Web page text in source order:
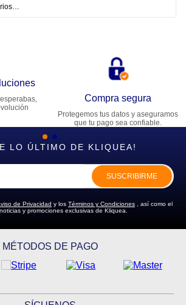
Compra segura
Protegemos tus datos y aseguramos
que tu pago sea confiable.
LO ÚLTIMO DE KLIQUEA!
SUSCRIBIRME
de Privacidad y los Términos y Condiciones , así como el
y promociones exclusivas de Kliquea.
MÉTODOS DE PAGO